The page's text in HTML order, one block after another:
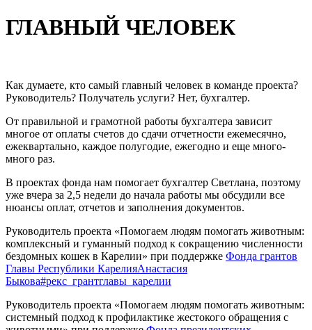
ГЛАВНЫЙ ЧЕЛОВЕК
Как думаете, кто самый главный человек в команде проекта?
Руководитель? Получатель услуги? Нет, бухгалтер.
От правильной и грамотной работы бухгалтера зависит
многое от оплаты счетов до сдачи отчетности ежемесячно,
ежеквартально, каждое полугодие, ежегодно и еще много-
много раз.
В проектах фонда нам помогает бухгалтер Светлана, поэтому
уже вчера за 2,5 недели до начала работы мы обсудили все
нюансы оплат, отчетов и заполнения документов.
Руководитель проекта «Помогаем людям помогать животным:
комплексный и гуманный подход к сокращению численности
бездомных кошек в Карелии» при поддержке Фонда грантов
Главы Республики КарелияАнастасия
Быкова#рекс_грантглавы_карелии
Руководитель проекта «Помогаем людям помогать животным:
системный подход к профилактике жестокого обращения с